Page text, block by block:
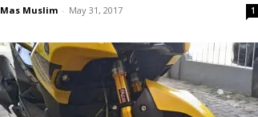
Mas Muslim - May 31, 2017 1